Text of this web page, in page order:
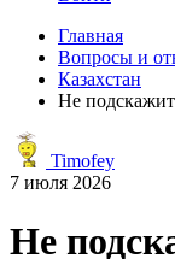
Главная
Вопросы и
Казахстан
Не
Timofey
7 июля 2026
Не